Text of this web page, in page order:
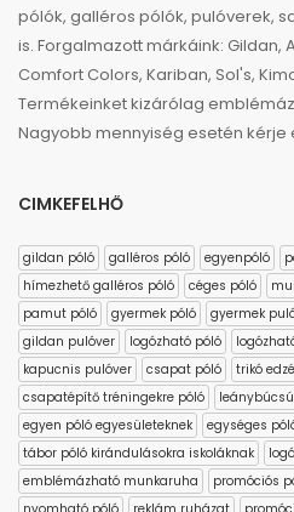
pólók, galléros pólók, pulóverek,
is. Forgalmazott márkáink: Gildan,
Comfort Colors, Kariban, Sol's,
Termékeinket kizárólag
Nagyobb mennyiség esetén kérje
CIMKEFELHŐ
gildan póló galléros póló egyenpóló
hímezhető galléros póló
céges póló
pamut póló
gyermek póló gyermek
gildan pulóver
logózható póló
kapucnis pulóver
csapat póló trikó
csapatépítő tréningekre póló
egyen póló egyesületeknek
egységes
tábor póló kirándulásokra iskoláknak
emblémázható munkaruha
promóciós